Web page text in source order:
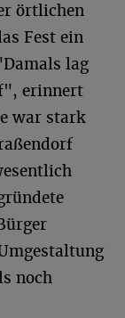
örtlichen
Fest ein
lag
erinnert
war stark
noch